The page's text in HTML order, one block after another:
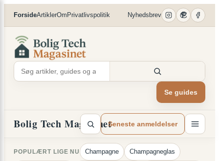
Spring
indhold
ForsideArtiklerOm Privatlivspolitik Nyhedsbrev
Se guides
Bolig Tech MagasinetSeneste anmeldelser
POPULÆRT LIGE NU Champagne Champagneglas